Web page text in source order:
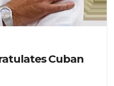
Cuban